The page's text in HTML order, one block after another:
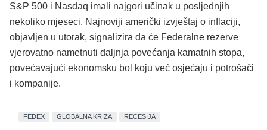
S&P 500 i Nasdaq imali najgori učinak u posljednjih
nekoliko mjeseci. Najnoviji američki izvještaj o inflaciji,
objavljen u utorak, signalizira da će Federalne rezerve
vjerovatno nametnuti daljnja povećanja kamatnih stopa,
povećavajući ekonomsku bol koju već osjećaju i potrošači
i kompanije.
FEDEX GLOBALNA KRIZA RECESIJA